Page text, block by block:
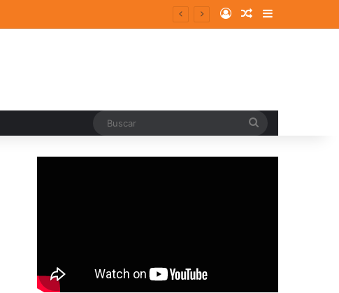
Log InRandom Article
Sidebar